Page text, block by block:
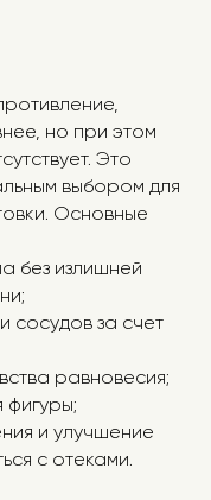
но при этом
Это
выбором для
Основные
без излишней
за счет
равновесия;
и улучшение
с отеками.